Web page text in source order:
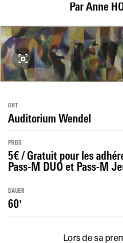
Par Anne
ORT
Auditorium Wendel
PREIS
5€ / Gratuit pour les
Pass-M DUO et Pass-M
DAUER
60'
Lors de sa